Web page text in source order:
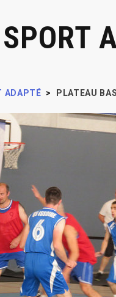
ADAPTÉ > PLATEAU